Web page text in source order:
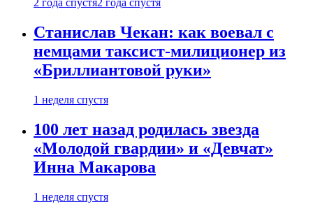
2 года спустя2 года спустя
Станислав Чекан: как воевал с
немцами таксист-милиционер из
«Бриллиантовой руки»
1 неделя спустя
100 лет назад родилась звезда
«Молодой гвардии» и «Девчат»
Инна Макарова
1 неделя спустя